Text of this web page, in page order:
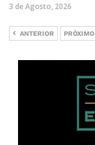
3 de Agosto, 2026
ANTERIOR PRÓXIMO